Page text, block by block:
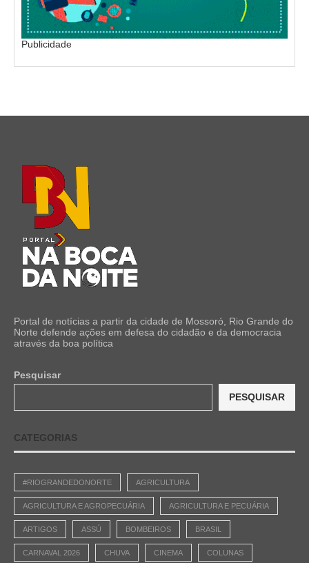
Publicidade
Portal de notícias a partir da cidade de Mossoró, Rio Grande do
Norte defende ações em defesa do cidadão e da democracia
através da boa política
Pesquisar
PESQUISAR
CATEGORIAS
#RIOGRANDEDONORTE AGRICULTURA
AGRICULTURA E AGROPECUÁRIA AGRICULTURA E PECUÁRIA
ARTIGOS ASSÚ BOMBEIROS BRASIL
CARNAVAL 2026 CHUVA CINEMA COLUNAS